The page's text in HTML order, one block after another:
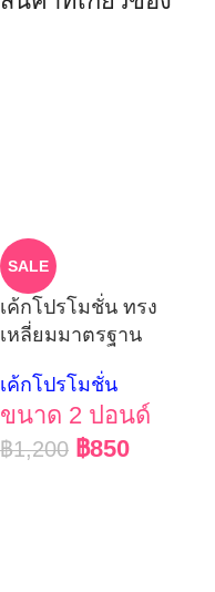
SALE
เค้กโปรโมชั่น ทรง
เหลี่ยมมาตรฐาน
เค้กโปรโมชั่น
ขนาด 2 ปอนด์
฿1,200 ฿850